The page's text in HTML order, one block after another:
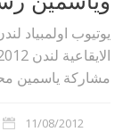
مشاركة ياسمين
11/08/2012